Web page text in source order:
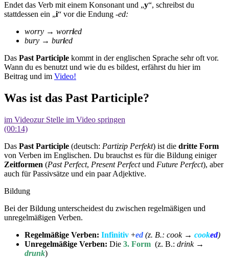
Endet das Verb mit einem Konsonant und „y“, schreibst du
stattdessen ein „i“ vor die Endung -ed:
worry → worried
bury → buried
Das Past Participle kommt in der englischen Sprache sehr oft vor.
Wann du es benutzt und wie du es bildest, erfährst du hier im
Beitrag und im Video!
Was ist das Past Participle?
im Videozur Stelle im Video springen
(00:14)
Das Past Participle (deutsch: Partizip Perfekt) ist die dritte Form
von Verben im Englischen. Du brauchst es für die Bildung einiger
Zeitformen (Past Perfect, Present Perfectund Future Perfect), aber
auch für Passivsätze und ein paar Adjektive.
Bildung
Bei der Bildung unterscheidest du zwischen regelmäßigen und
unregelmäßigen Verben.
Regelmäßige Verben: Infinitiv +ed (z. B.: cook → cooked)
Unregelmäßige Verben: Die 3. Form (z. B.: drink →
drunk)